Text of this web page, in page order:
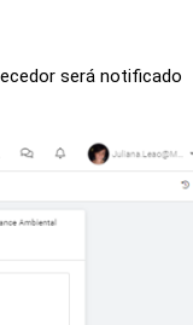
será notificado